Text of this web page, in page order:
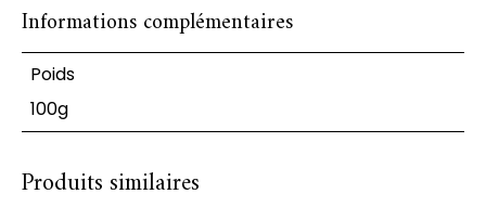
Informations complémentaires
Poids
100g
Produits similaires